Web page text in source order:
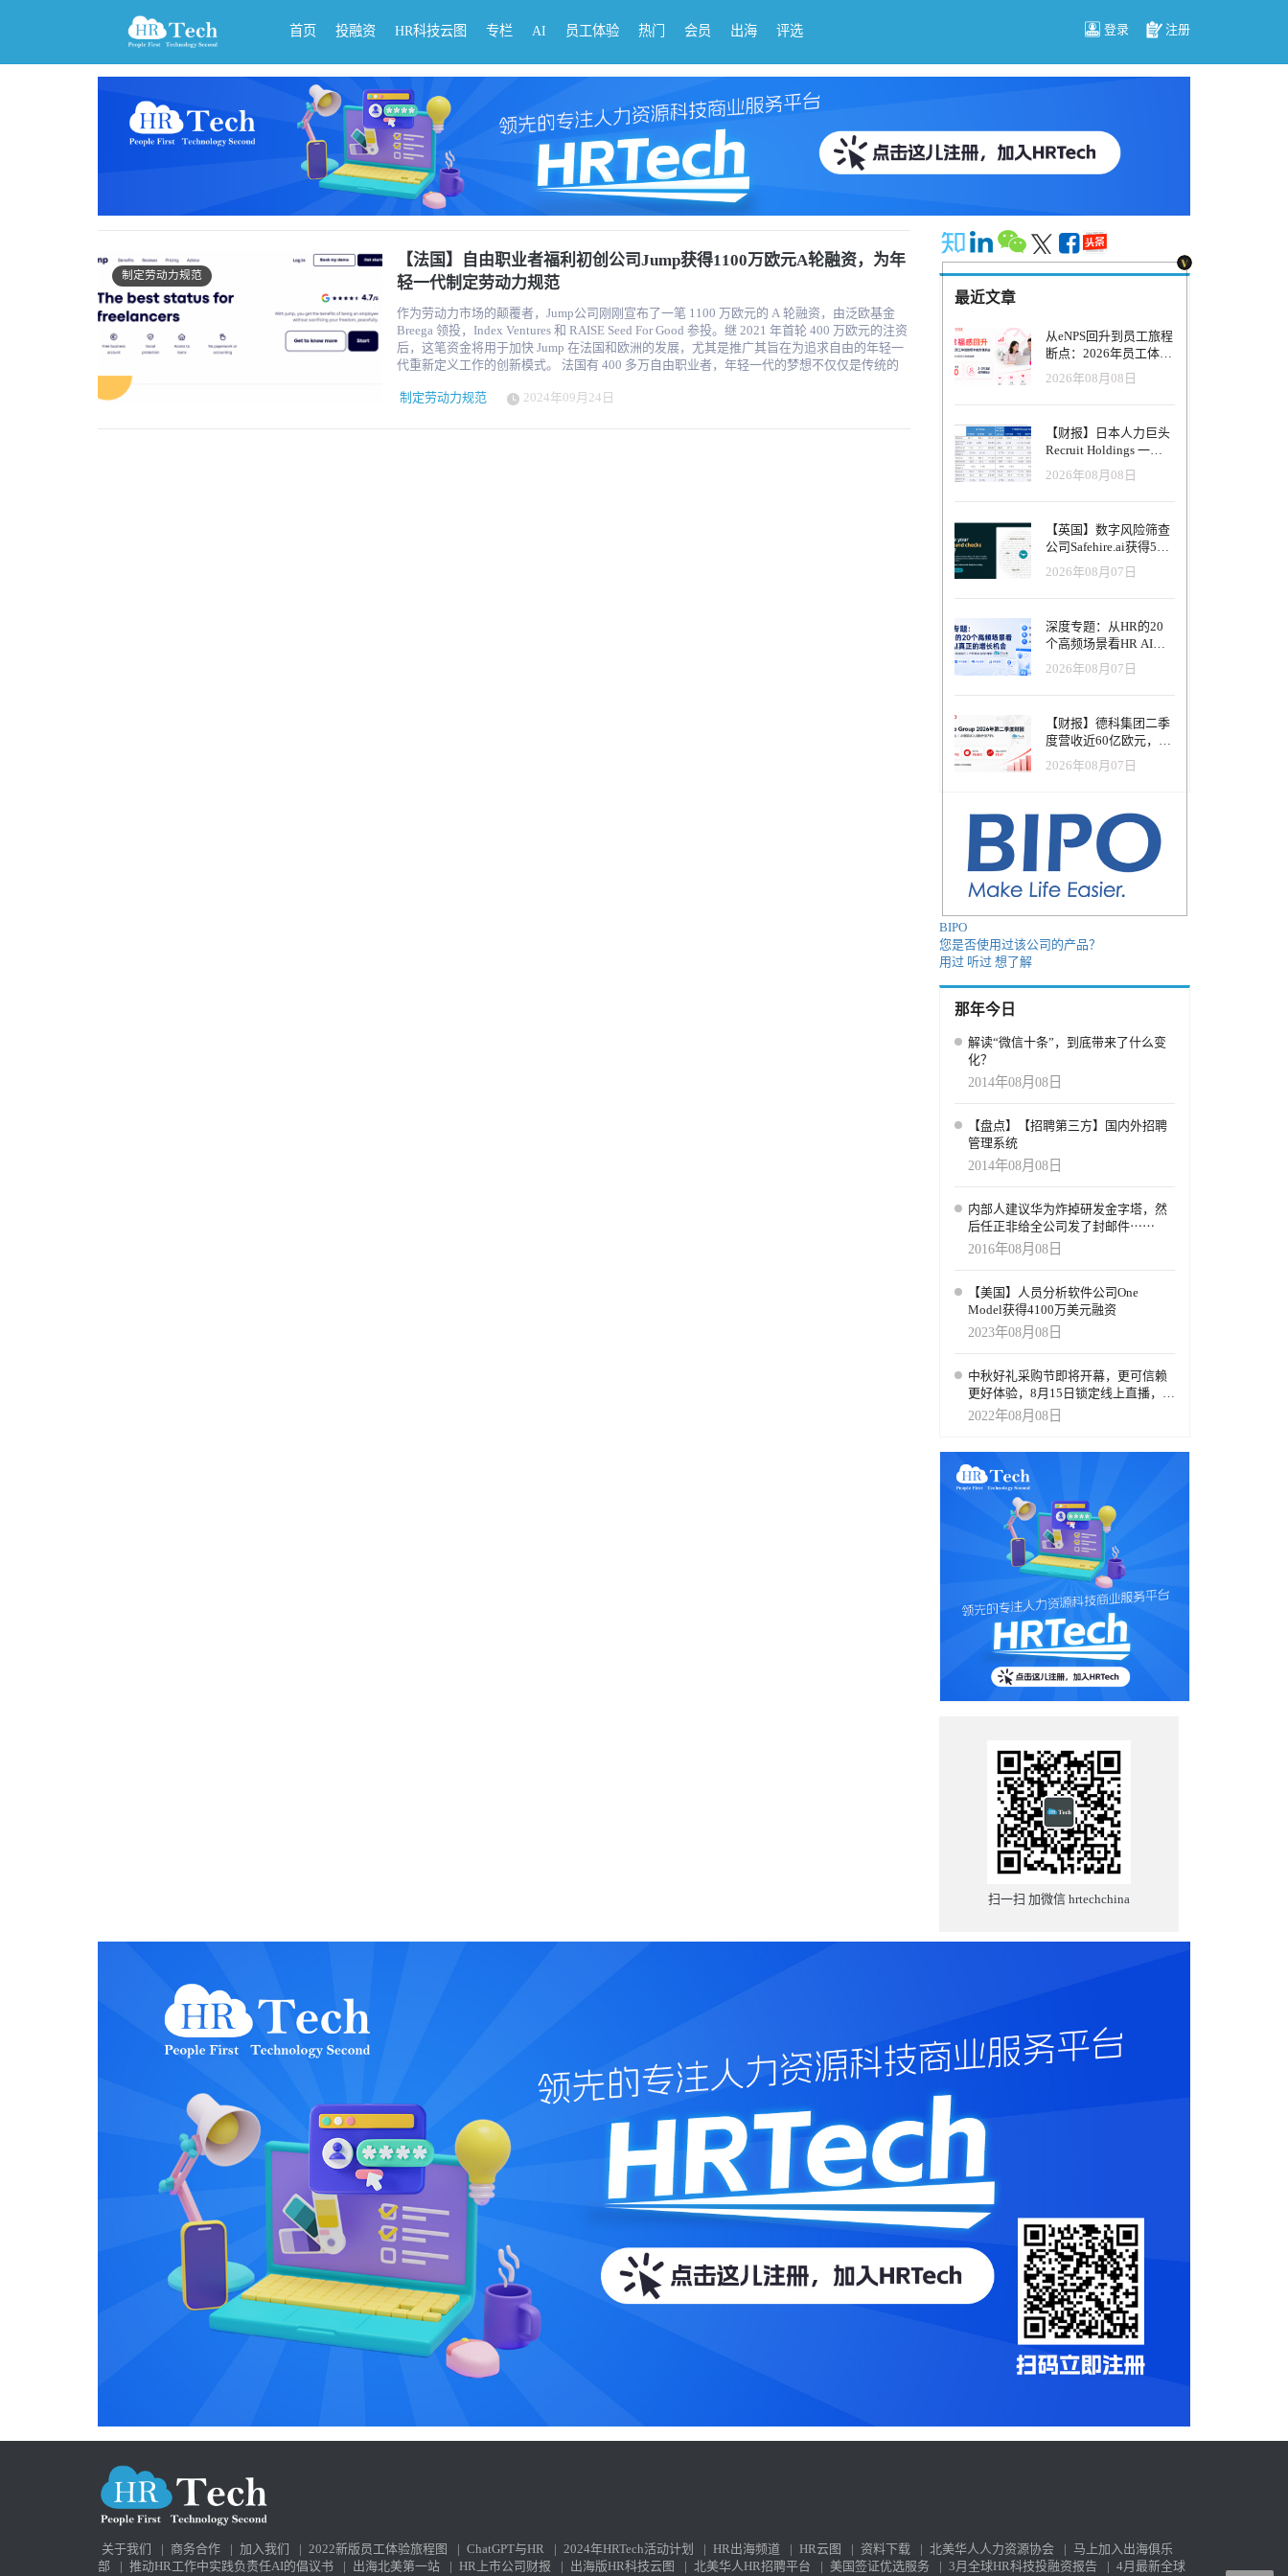
首页 投融资 HR科技云图 专栏 AI 员工体验 热门 会员 出海 评选 登录 注册
制定劳动力规范
【法国】自由职业者福利初创公司Jump获得1100万欧元A轮融资，为年
轻一代制定劳动力规范
作为劳动力市场的颠覆者，Jump公司刚刚宣布了一笔 1100 万欧元的 A 轮融资，由泛欧基金
Breega 领投，Index Ventures 和 RAISE Seed For Good 参投。继 2021 年首轮 400 万欧元的注资
后，这笔资金将用于加快 Jump 在法国和欧洲的发展，尤其是推广其旨在为追求自由的年轻一
代重新定义工作的创新模式。 法国有 400 多万自由职业者，年轻一代的梦想不仅仅是传统的
不想要传统的长期合同。 这反映了新的需求：灵活和流动性，同时保持工作的安全性。由尼
Bouchet）构思和开发的解决方案 “跳一跳”（Jump），旨在将他们的职业生涯转变为真正实现
制定劳动力规范 2024年09月24日
最近文章
从eNPS回升到员工旅程
断点：2026年员工体验
管理正在发生什么变
2026年08月08日
【财报】日本人力巨头
Recruit Holdings 一季
度营收破1.04万亿日
元：Indeed美国收入逆
势增长30%，AI招聘推
2026年08月08日
【英国】数字风险筛查
公司Safehire.ai获得50
万英镑融资，重塑招聘
风控体系
2026年08月07日
深度专题：从HR的20
个高频场景看HR AI真
正的增长机会
2026年08月07日
【财报】德科集团二季
度营收近60亿欧元，其
中AI代理已覆盖50%收
入，招聘服务进入运营
2026年08月07日
BIPO
您是否使用过该公司的产品？
用过 听过 想了解
那年今日
解读“微信十条”，到底带来了什么变
化？
2014年08月08日
【盘点】【招聘第三方】国内外招聘
管理系统
2014年08月08日
内部人建议华为炸掉研发金字塔，然
后任正非给全公司发了封邮件⋯⋯
2016年08月08日
【美国】人员分析软件公司One
Model获得4100万美元融资
2023年08月08日
中秋好礼采购节即将开幕，更可信赖
更好体验，8月15日锁定线上直播，参
与即送50元星巴克礼券
2022年08月08日
扫一扫 加微信 hrtechchina
关于我们 | 商务合作 | 加入我们 | 2022新版员工体验旅程图 | ChatGPT与HR | 2024年HRTech活动计划 | HR出海频道 | HR云图 | 资料下载 | 北美华人人力资源协会 | 马上加入出海俱乐
部
| 推动HR工作中实践负责任AI的倡议书 | 出海北美第一站 | HR上市公司财报 | 出海版HR科技云图 | 北美华人HR招聘平台 | 美国签证优选服务 | 3月全球HR科技投融资报告 | 4月最新全球